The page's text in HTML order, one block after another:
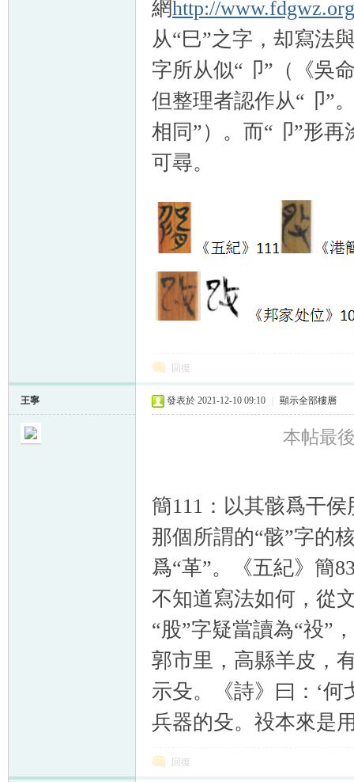
網http://
从“巳”之字，却寫法
字所从似“卩”（《吳
但整理者認作从“卩”
相同”）。而“卩”形
可尋。
回復
王寧 發表於 2021-12-10 09:10 顯示全部樓層
本帖最
簡111：以其骸爲干
那個所謂的“骸”字的
爲“革”。《五紀》簡
不知道寫法如何，從
“股”字疑當讀為“祋”
郭市里，高縣羊皮，
示殳。《詩》曰：‘何
兵器的殳。祋本來是
回復